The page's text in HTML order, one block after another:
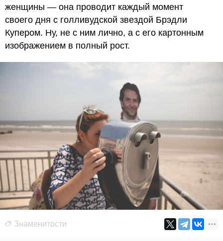
женщины — она проводит каждый момент
своего дня с голливудской звездой Брэдли
Купером. Ну, не с ним лично, а с его картонным
изображением в полный рост.
Знаменитости